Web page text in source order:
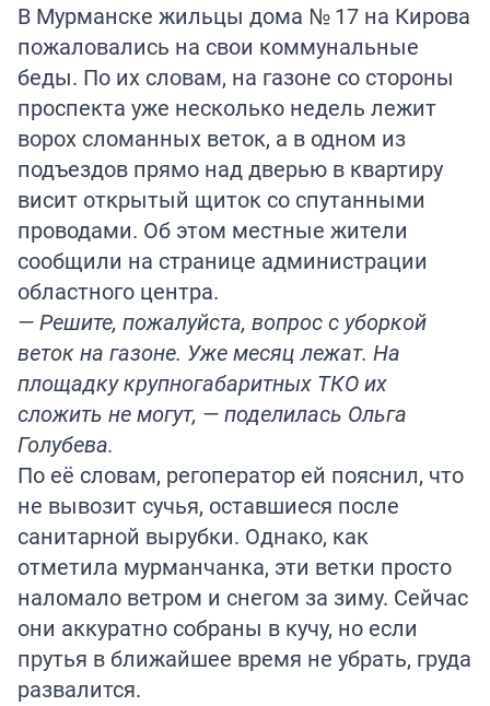
В Мурманске жильцы дома № 17 на Кирова
пожаловались на свои коммунальные
беды. По их словам, на газоне со стороны
проспекта уже несколько недель лежит
ворох сломанных веток, а в одном из
подъездов прямо над дверью в квартиру
висит открытый щиток со спутанными
проводами. Об этом местные жители
сообщили на странице администрации
областного центра.
— Решите, пожалуйста, вопрос с уборкой
веток на газоне. Уже месяц лежат. На
площадку крупногабаритных ТКО их
сложить не могут, — поделилась Ольга
Голубева.
По её словам, регоператор ей пояснил, что
не вывозит сучья, оставшиеся после
санитарной вырубки. Однако, как
отметила мурманчанка, эти ветки просто
наломало ветром и снегом за зиму. Сейчас
они аккуратно собраны в кучу, но если
прутья в ближайшее время не убрать, груда
развалится.